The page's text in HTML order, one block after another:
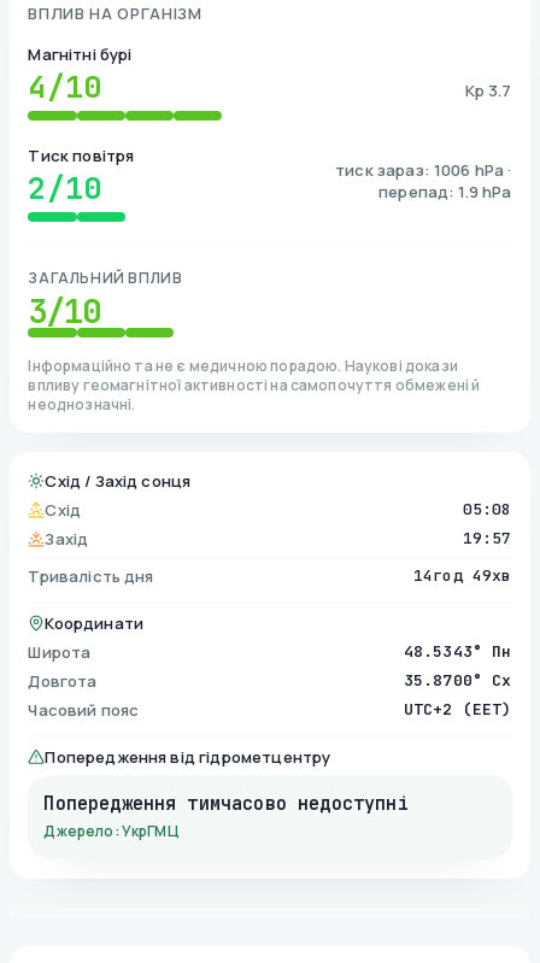
ВПЛИВ НА ОРГАНІЗМ
Магнітні бурі
4/10 Kp 3.7
Тиск повітря
2/10
тиск зараз: 1006 hPa ·
перепад: 1.9 hPa
ЗАГАЛЬНИЙ ВПЛИВ
3/10
Інформаційно та не є медичною порадою. Наукові докази
впливу геомагнітної активності на самопочуття обмежені й
неоднозначні.
Схід / Захід сонця
Схід
05:08
Захід 19:57
Тривалість дня 14год 49хв
Координати
Широта
48.5343° Пн
Довгота 35.8700° Сх
Часовий пояс UTC+2 (EET)
Попередження від гідрометцентру
Попередження тимчасово недоступні
Джерело: УкрГМЦ